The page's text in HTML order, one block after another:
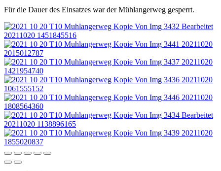
Für die Dauer des Einsatzes war der Mühlangerweg gesperrt.